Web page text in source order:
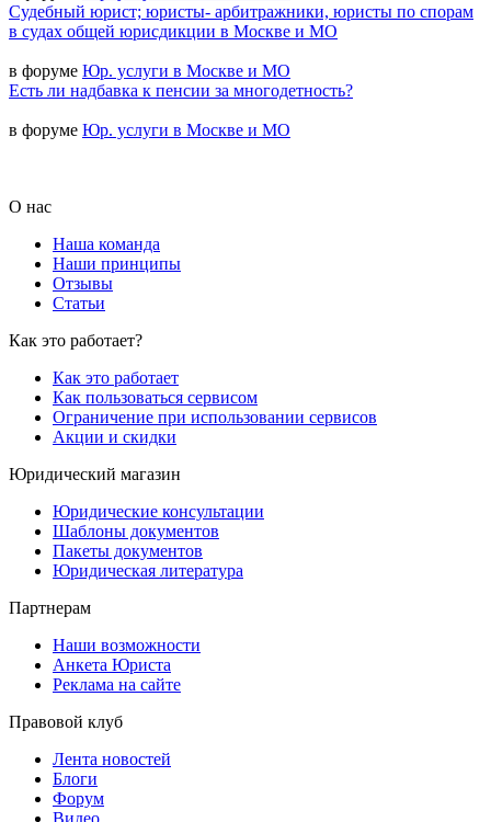
Судебный юрист; юристы- арбитражники, юристы по спорам
в судах общей юрисдикции в Москве и МО
в форуме Юр. услуги в Москве и МО
Есть ли надбавка к пенсии за многодетность?
в форуме Юр. услуги в Москве и МО
О нас
Наша команда
Наши принципы
Отзывы
Статьи
Как это работает?
Как это работает
Как пользоваться сервисом
Ограничение при использовании сервисов
Акции и скидки
Юридический магазин
Юридические консультации
Шаблоны документов
Пакеты документов
Юридическая литература
Партнерам
Наши возможности
Анкета Юриста
Реклама на сайте
Правовой клуб
Лента новостей
Блоги
Форум
Видео